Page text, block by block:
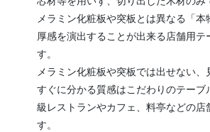
メラミン化粧板や突板とは異なる「本
厚感を演出することが出来る店舗用テ
す。
メラミン化粧板や突板では出せない、
すぐに分かる質感はこだわりのテーブ
級レストランやカフェ、料亭などの店
す。